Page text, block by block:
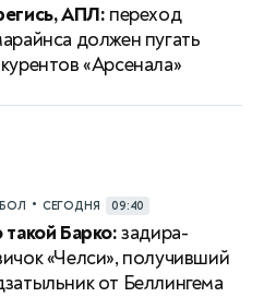
АПЛ: переход
должен пугать
«Арсенала»
• СЕГОДНЯ 09:40
такой Барко:задира-
«Челси», получивший
от Беллингема